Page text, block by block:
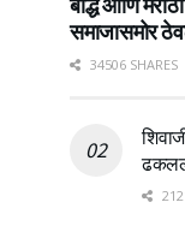
समाजासमोर
34506 SHARES